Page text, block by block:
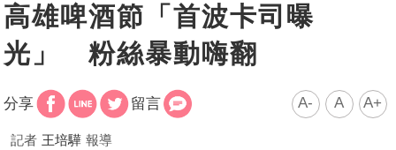
高雄啤酒節「首波卡司曝
光」 粉絲暴動嗨翻
分享 留言 A- A A+
記者 王培驊 報導